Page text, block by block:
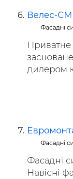
Велес-СМ
Фасадні
дилером
Фасадні
Фасадні
Навісні